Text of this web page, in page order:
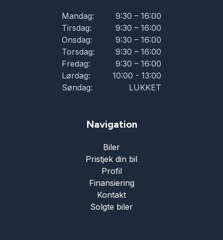
Mandag:
9:30 – 16:00
Tirsdag:
9:30 – 16:00
Onsdag:
9:30 – 16:00
Torsdag:
9:30 – 16:00
Fredag:
9:30 – 16:00
Lørdag:
10:00 - 13:00
Søndag:
LUKKET
Navigation
Biler
Pristjek din bil
Profil
Finansiering
Kontakt
Solgte biler